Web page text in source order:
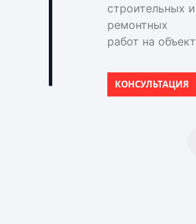
строительных и
ремонтных
работ на объект
КОНСУЛЬТАЦИЯ